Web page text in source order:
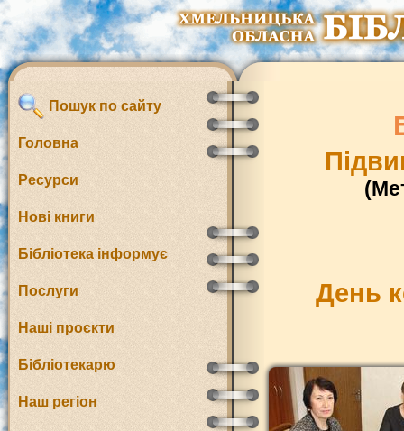
Пошук по сайту
Головна
Ресурси
Нові книги
Бібліотека інформує
Послуги
Наші проєкти
Бібліотекарю
Наш регіон
День